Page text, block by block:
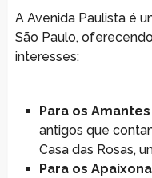
A Avenida Paulista é
São Paulo,
interesses:
Para os
antigos que
Casa das Rosas,
Para os